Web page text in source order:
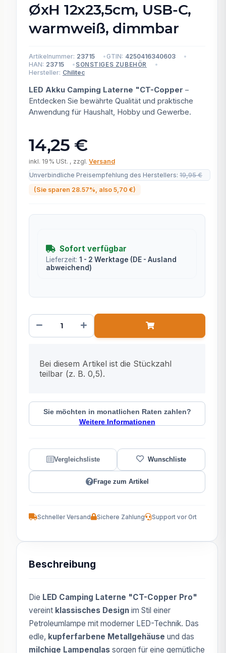
ØxH 12x23,5cm, USB-C,
warmweiß, dimmbar
Artikelnummer: 23715 GTIN: 4250416340603
HAN: 23715 SONSTIGES ZUBEHÖR
Hersteller: Chilitec
LED Akku Camping Laterne "CT-Copper –
Entdecken Sie bewährte Qualität und praktische
Anwendung für Haushalt, Hobby und Gewerbe.
14,25 €
inkl. 19% USt. , zzgl. Versand
Unverbindliche Preisempfehlung des Herstellers: 19,95 €
(Sie sparen 28.57% , also 5,70 €)
Sofort verfügbar
Lieferzeit: 1 - 2 Werktage (DE - Ausland
abweichend)
Bei diesem Artikel ist die Stückzahl
teilbar (z. B. 0,5).
Sie möchten in monatlichen Raten zahlen?
Weitere Informationen
Frage zum Artikel
Schneller Versand Sichere Zahlung Support vor Ort
Beschreibung
Die LED Camping Laterne "CT-Copper Pro"
vereint klassisches Design im Stil einer
Petroleumlampe mit moderner LED-Technik. Das
edle, kupferfarbene Metallgehäuse und das
milchige Lampenglas sorgen für eine gemütliche